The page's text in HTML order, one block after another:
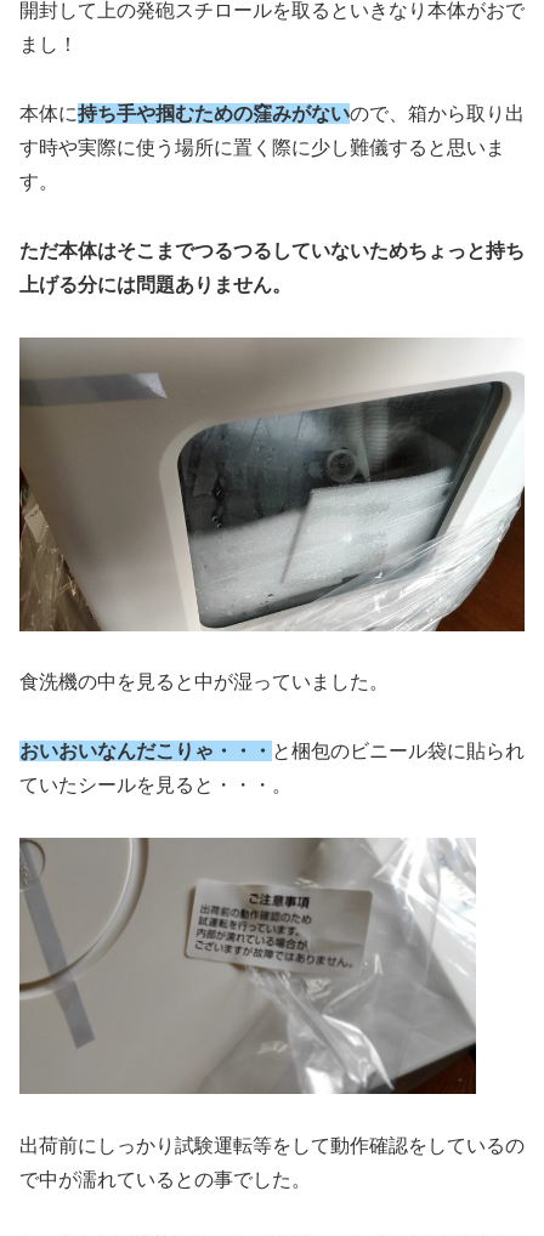
開封して上の発砲スチロールを取るといきなり本体がおで
まし！
本体に持ち手や掴むための窪みがないので、箱から取り出
す時や実際に使う場所に置く際に少し難儀すると思いま
す。
ただ本体はそこまでつるつるしていないためちょっと持ち
上げる分には問題ありません。
食洗機の中を見ると中が湿っていました。
おいおいなんだこりゃ・・・ と梱包のビニール袋に貼られ
ていたシールを見ると・・・。
出荷前にしっかり試験運転等をして動作確認をしているの
で中が濡れているとの事でした。